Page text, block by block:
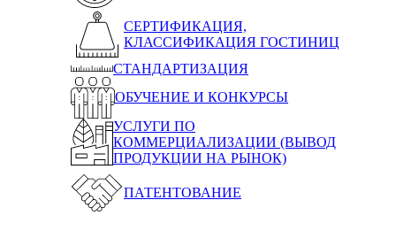
СЕРТИФИКАЦИЯ,
КЛАССИФИКАЦИЯ ГОСТИНИЦ
СТАНДАРТИЗАЦИЯ
ОБУЧЕНИЕ И КОНКУРСЫ
УСЛУГИ ПО
КОММЕРЦИАЛИЗАЦИИ (ВЫВОД
ПРОДУКЦИИ НА РЫНОК)
ПАТЕНТОВАНИЕ